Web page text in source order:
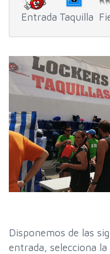
Entrada Taquilla
Disponemos de las
entrada, selecciona